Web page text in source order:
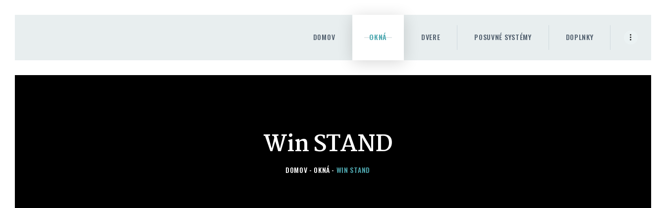
DOMOV OKNÁ DVERE POSUVNÉ SYSTÉMY DOPLNKY
Win STAND
DOMOV OKNÁ WIN STAND
POSUVNÉ SYSTÉMY